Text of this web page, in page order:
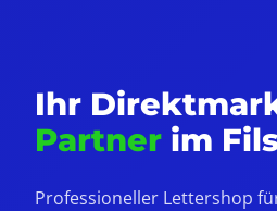
Ihr
Partner im
Professioneller Lettershop